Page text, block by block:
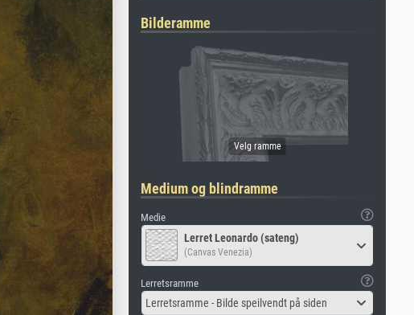
Bilderamme
Medium og blindramme
Medie
Lerret Leonardo (sateng)
(Canvas Venezia)
Lerretsramme
Lerretsramme - Bilde speilvendt på siden